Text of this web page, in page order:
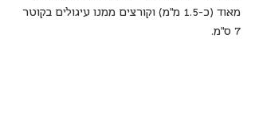
מאוד (כ-1.5 מ”מ) וקורצים ממנו עיגולים בקוטר
7 ס”מ.